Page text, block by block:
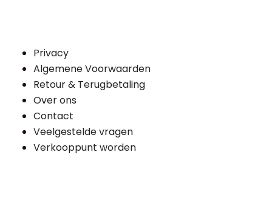
Privacy
Algemene Voorwaarden
Retour & Terugbetaling
Over ons
Contact
Veelgestelde vragen
Verkooppunt worden